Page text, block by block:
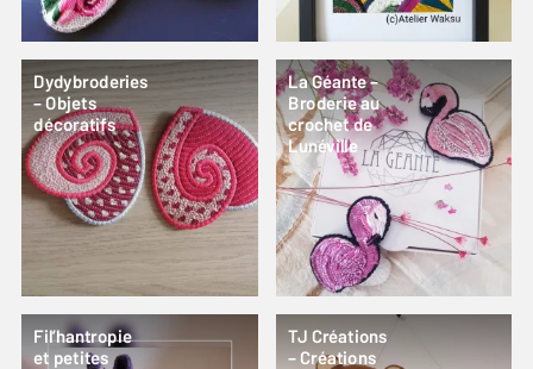
Dydybroderies
– Objets
décoratifs
La Géante –
Broderie au
crochet de
Lunéville
Fil’hantropie
et petites
TJ Créations
– Créations